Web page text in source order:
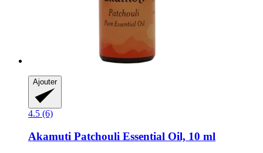
Ajouter
4.5 (6)
Akamuti Patchouli Essential Oil, 10 ml